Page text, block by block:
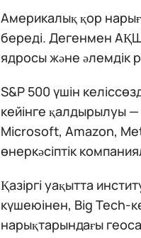
Америкалық қор
береді. Дегенмен
ядросы және әлемдік
S&P 500 үшін
кейінге қалдырылуы
Microsoft, Amazon,
өнеркәсіптік
Қазіргі уақытта
күшеюінен, Big Tech-
нарықтарындағы